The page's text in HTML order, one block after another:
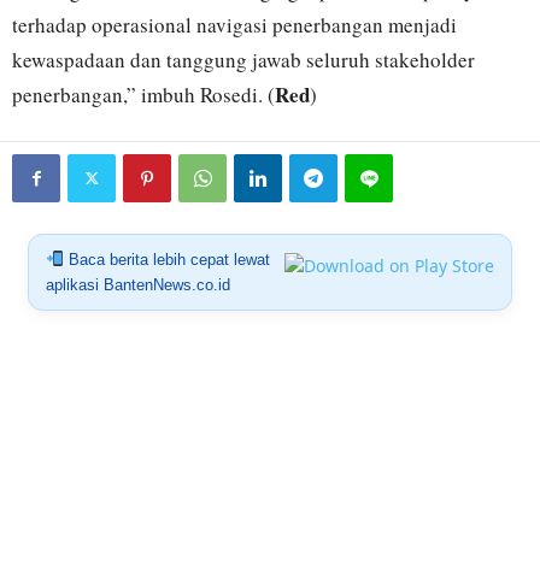
terhadap operasional navigasi penerbangan menjadi
kewaspadaan dan tanggung jawab seluruh stakeholder
penerbangan,” imbuh Rosedi. (Red)
Baca berita lebih cepat lewat
aplikasi BantenNews.co.id